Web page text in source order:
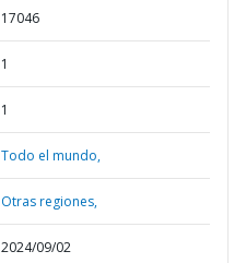
17046
1
1
Todo el mundo,
Otras regiones,
2024/09/02